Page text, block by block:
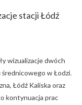
stacji Łódź
wizualizacje dwóch
w Łodzi.
Łódź Kaliska oraz
kontynuacja prac